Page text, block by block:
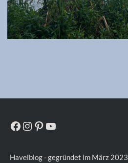
Facebook
Instagram
Pinterest
YouTube
Havelblog - gegründet im März 2023